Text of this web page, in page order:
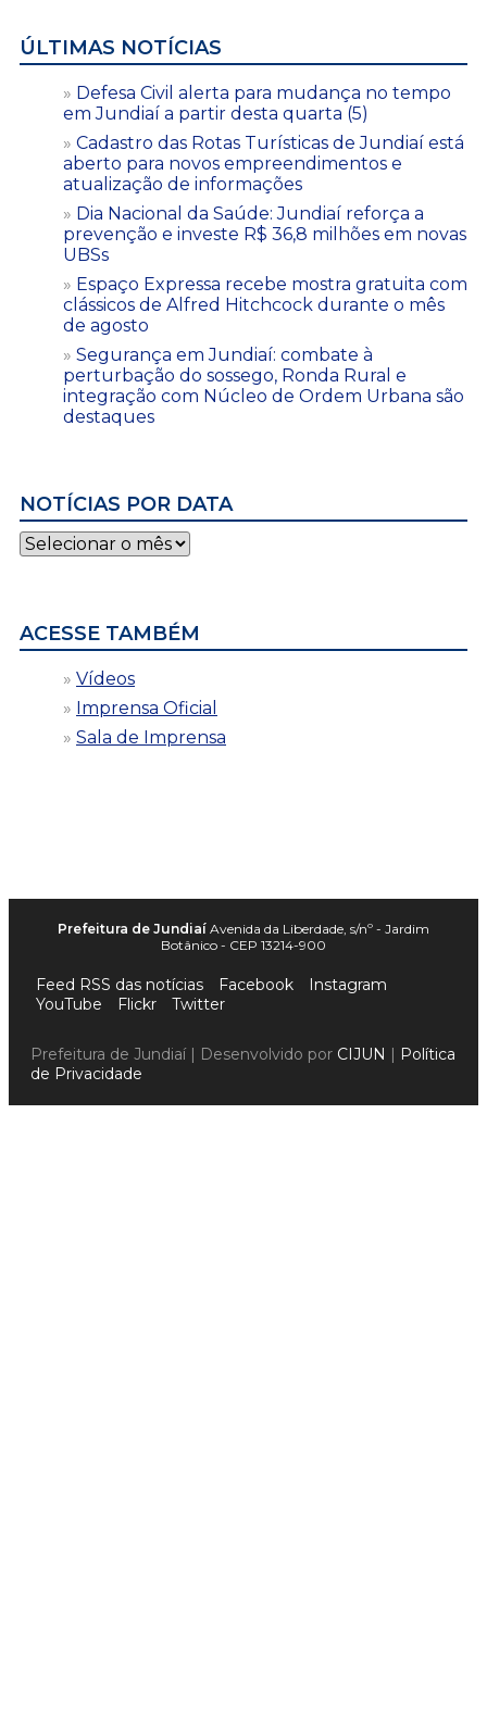
ÚLTIMAS NOTÍCIAS
Defesa Civil alerta para mudança no tempo
em Jundiaí a partir desta quarta (5)
Cadastro das Rotas Turísticas de Jundiaí está
aberto para novos empreendimentos e
atualização de informações
Dia Nacional da Saúde: Jundiaí reforça a
prevenção e investe R$ 36,8 milhões em novas
UBSs
Espaço Expressa recebe mostra gratuita com
clássicos de Alfred Hitchcock durante o mês
de agosto
Segurança em Jundiaí: combate à
perturbação do sossego, Ronda Rural e
integração com Núcleo de Ordem Urbana são
destaques
NOTÍCIAS POR DATA
Notícias
por
ACESSE TAMBÉM
Vídeos
Imprensa Oficial
Sala de Imprensa
Prefeitura de Jundiaí Avenida da Liberdade, s/nº - Jardim
Botânico - CEP 13214-900
Feed RSS das notícias Facebook
Instagram
YouTube
Flickr Twitter
Prefeitura de Jundiaí | Desenvolvido por CIJUN | Política
de Privacidade